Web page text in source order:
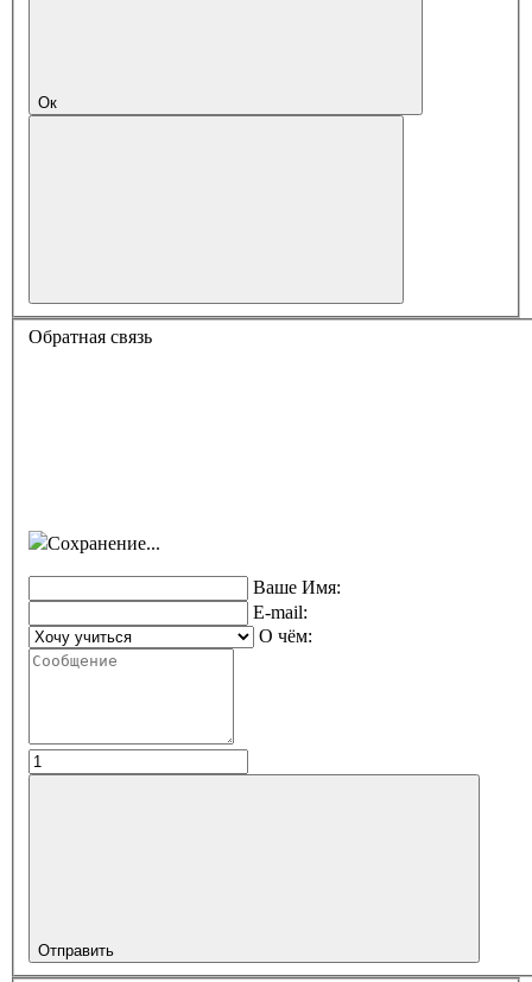
Ок
Обратная связь
Сохранение...
Ваше Имя:
E-mail:
О чём:
Отправить